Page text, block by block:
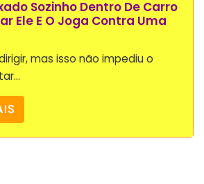
Sozinho Dentro De Carro
Ele E O Joga Contra Uma
mas isso não impediu o